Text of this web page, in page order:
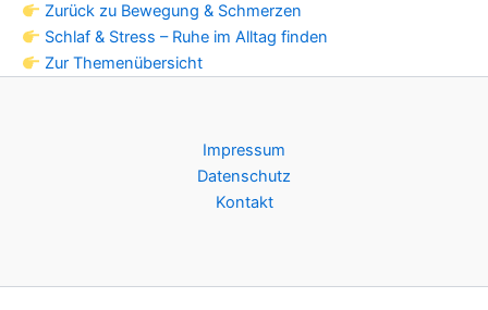
Zurück zu Bewegung & Schmerzen
Schlaf & Stress – Ruhe im Alltag finden
Zur Themenübersicht
Impressum
Datenschutz
Kontakt